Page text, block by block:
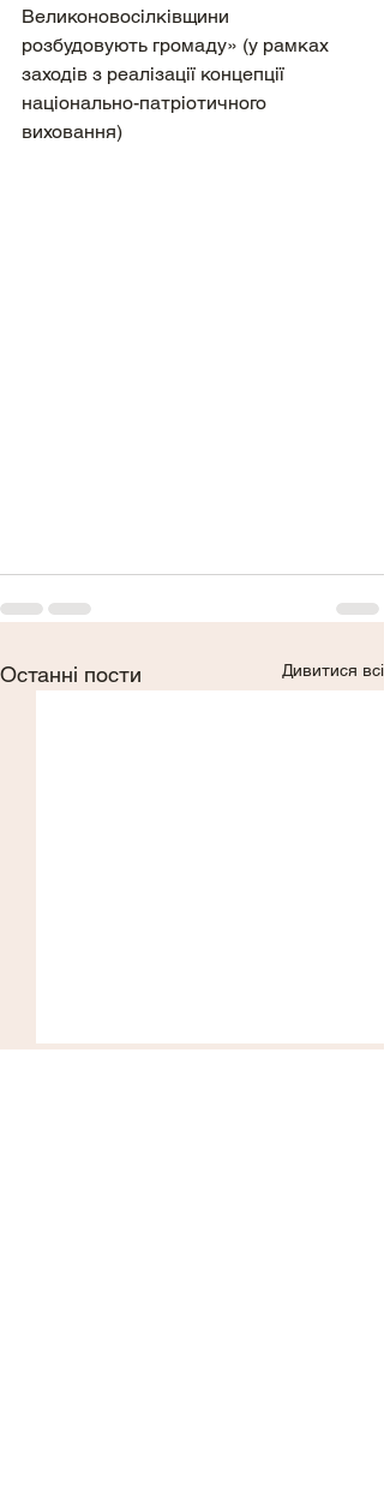
Великоновосілківщини
розбудовують громаду» (у рамках
заходів з реалізації концепції
національно-патріотичного
виховання)
Останні пости Дивитися всі